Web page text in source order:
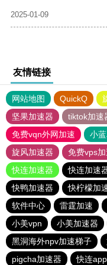
2025-01-09
友情链接
网站地图 QuickQ
坚果加速器
tiktok加速
免费vqn外网加速
小
旋风加速器
免费vps
快连加速器
快连加速
快鸭加速器
快柠檬加
软件中心
雷霆加速
小美vpn
小美加速器
黑洞海外npv加速梯子
pigcha加速器
快连app